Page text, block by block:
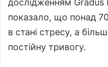
показало, що понад
в стані стресу, а
постійну тривогу.